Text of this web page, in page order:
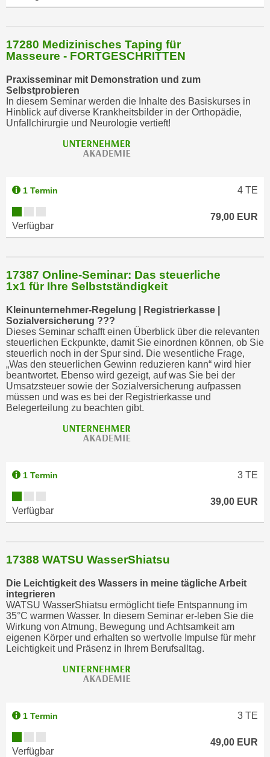
17280 Medizinisches Taping für
Masseure - FORTGESCHRITTEN
Praxisseminar mit Demonstration und zum
Selbstprobieren
In diesem Seminar werden die Inhalte des Basiskurses in
Hinblick auf diverse Krankheitsbilder in der Orthopädie,
Unfallchirurgie und Neurologie vertieft!
1 Termin 4 TE
Verfügbar
79,00 EUR
17387 Online-Seminar: Das steuerliche
1x1 für Ihre Selbstständigkeit
Kleinunternehmer-Regelung | Registrierkasse |
Sozialversicherung ???
Dieses Seminar schafft einen Überblick über die relevanten
steuerlichen Eckpunkte, damit Sie einordnen können, ob Sie
steuerlich noch in der Spur sind. Die wesentliche Frage,
„Was den steuerlichen Gewinn reduzieren kann“ wird hier
beantwortet. Ebenso wird gezeigt, auf was Sie bei der
Umsatzsteuer sowie der Sozialversicherung aufpassen
müssen und was es bei der Registrierkasse und
Belegerteilung zu beachten gibt.
1 Termin 3 TE
Verfügbar
39,00 EUR
17388 WATSU WasserShiatsu
Die Leichtigkeit des Wassers in meine tägliche Arbeit
integrieren
WATSU WasserShiatsu ermöglicht tiefe Entspannung im
35°C warmen Wasser. In diesem Seminar er-leben Sie die
Wirkung von Atmung, Bewegung und Achtsamkeit am
eigenen Körper und erhalten so wertvolle Impulse für mehr
Leichtigkeit und Präsenz in Ihrem Berufsalltag.
1 Termin 3 TE
Verfügbar
49,00 EUR
n
"
,
u
m
d
e
b
u
l
e
h
n
e
n
.